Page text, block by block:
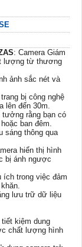
: Camera Giám
lượng từ thương
ảnh sắc nét và
bị công nghệ
lên đến 30m.
tưởng rằng bạn có
ban đêm.
sáng thông qua
hiển thị hình
bị ánh ngược
ích trong việc đảm
lưu trữ dữ liệu
kiệm dung
chất lượng hình